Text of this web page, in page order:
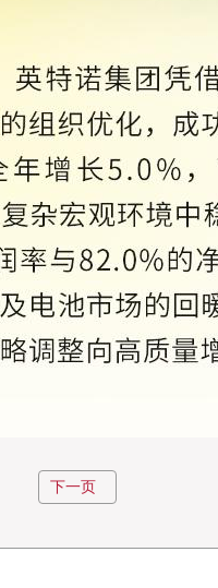
下一页